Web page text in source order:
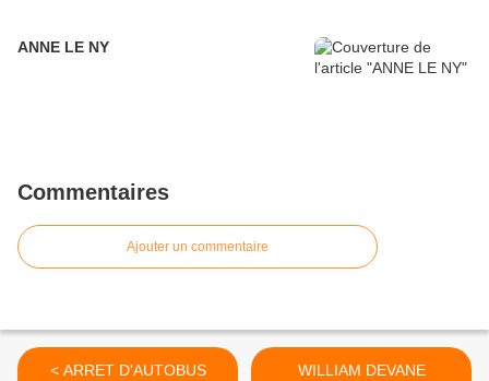
ANNE LE NY
Commentaires
Ajouter un commentaire
< ARRET D'AUTOBUS
WILLIAM DEVANE